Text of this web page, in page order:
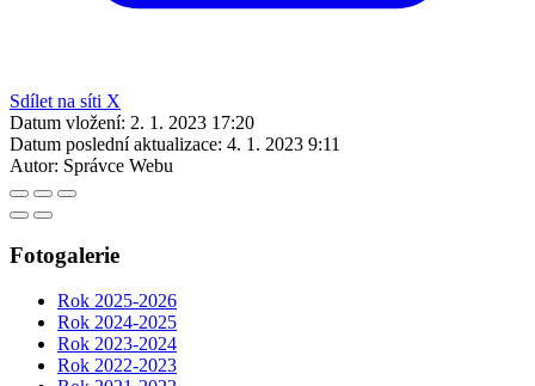
Sdílet na síti X
Datum vložení: 2. 1. 2023 17:20
Datum poslední aktualizace: 4. 1. 2023 9:11
Autor: Správce Webu
Fotogalerie
Rok 2025-2026
Rok 2024-2025
Rok 2023-2024
Rok 2022-2023